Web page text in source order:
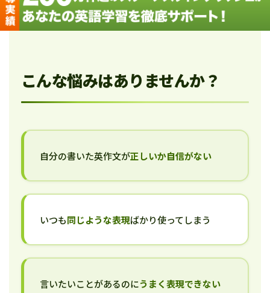
こんな悩みはありませんか？
自分の書いた英作文が正しいか自信がない
いつも同じような表現ばかり使ってしまう
言いたいことがあるのにうまく表現できない